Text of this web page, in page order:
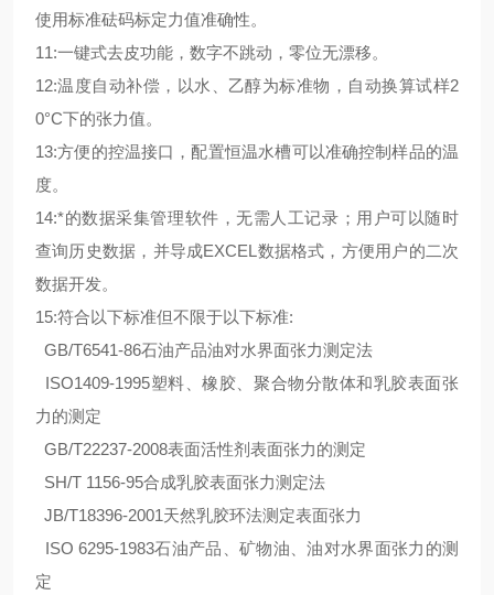
使用标准砝码标定力值准确性。
11:一键式去皮功能，数字不跳动，零位无漂移。
12:温度自动补偿，以水、乙醇为标准物，自动换算试样2
0°C下的张力值。
13:方便的控温接口，配置恒温水槽可以准确控制样品的温
度。
14:*的数据采集管理软件，无需人工记录；用户可以随时
查询历史数据，并导成EXCEL数据格式，方便用户的二次
数据开发。
15:符合以下标准但不限于以下标准:
GB/T6541-86石油产品油对水界面张力测定法
ISO1409-1995塑料、橡胶、聚合物分散体和乳胶表面张
力的测定
GB/T22237-2008表面活性剂表面张力的测定
SH/T 1156-95合成乳胶表面张力测定法
JB/T18396-2001天然乳胶环法测定表面张力
ISO 6295-1983石油产品、矿物油、油对水界面张力的测
定